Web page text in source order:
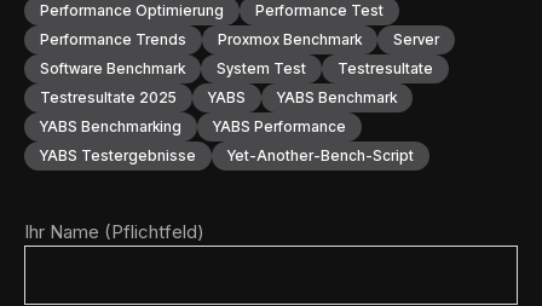
Performance Optimierung
Performance Test
Performance Trends
Proxmox Benchmark
Server
Software Benchmark
System Test
Testresultate
Testresultate 2025
YABS
YABS Benchmark
YABS Benchmarking
YABS Performance
YABS Testergebnisse
Yet-Another-Bench-Script
Ihr Name (Pflichtfeld)